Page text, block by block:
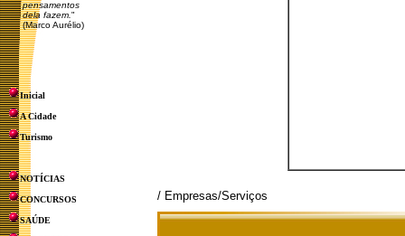
pensamentos
dela fazem. "
(Marco Aurélio)
Inicial
A Cidade
Turismo
NOTÍCIAS
CONCURSOS
SAÚDE
/ Empresas/Serviços